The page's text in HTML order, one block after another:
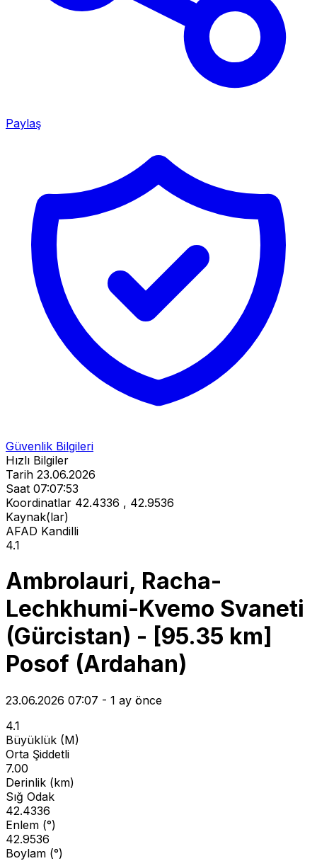
Paylaş
Güvenlik Bilgileri
Hızlı Bilgiler
Tarih 23.06.2026
Saat 07:07:53
Koordinatlar 42.4336 , 42.9536
Kaynak(lar)
AFAD Kandilli
4.1
Ambrolauri, Racha-
Lechkhumi-Kvemo Svaneti
(Gürcistan) - [95.35 km]
Posof (Ardahan)
23.06.2026 07:07 - 1 ay önce
4.1
Büyüklük (M)
Orta Şiddetli
7.00
Derinlik (km)
Sığ Odak
42.4336
Enlem (°)
42.9536
Boylam (°)